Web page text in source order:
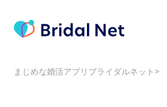
まじめな婚活アプリブライダルネット